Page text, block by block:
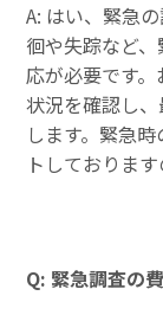
A: はい、緊急
徊や失踪など
応が必要です
状況を確認し
します。緊急
トしておりま
Q: 緊急調査の